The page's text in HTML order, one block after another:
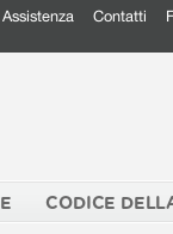
Assistenza Contatti
CODICE